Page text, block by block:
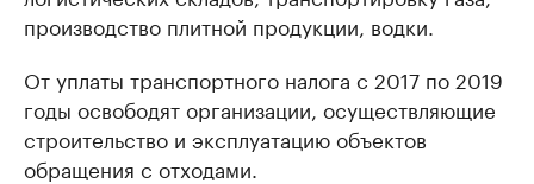
производство плитной продукции, водки.
От уплаты транспортного налога с 2017 по 2019
годы освободят организации, осуществляющие
строительство и эксплуатацию объектов
обращения с отходами.